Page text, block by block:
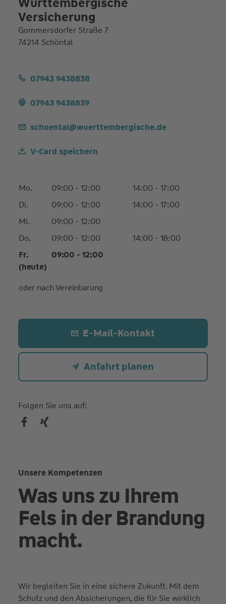
Versicherung
Gommersdorfer Straße 7
74214 Schöntal
07943 9438838
07943 9438839
schoental@wuerttembergische.de
V-Card speichern
Mo. 09:00 - 12:00
14:00 - 17:00
Di.
09:00 - 12:00
14:00 - 17:00
Mi.
09:00 - 12:00
Do.
09:00 - 12:00
14:00 - 18:00
Fr.
(heute)
09:00 - 12:00
oder nach Vereinbarung
E-Mail-Kontakt
Anfahrt planen
Folgen Sie uns auf:
Unsere Kompetenzen
Was uns zu Ihrem
Fels in der Brandung
macht.
Wir begleiten Sie in eine sichere Zukunft. Mit dem
Schutz und den Absicherungen, die für Sie wirklich